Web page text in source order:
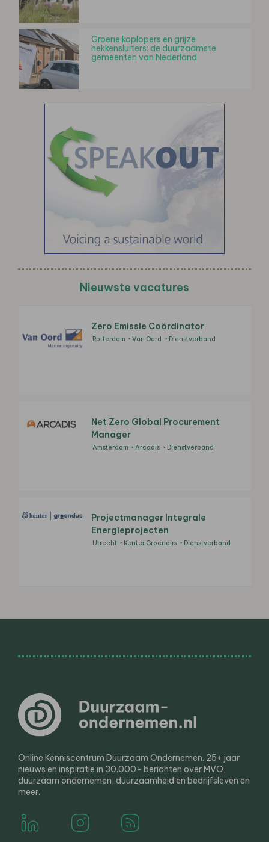
Groene koplopers en grijze
hekkensluiters: de duurzaamste
gemeenten van Nederland
Nieuwste vacatures
Zero Emissie Coördinator
Rotterdam Van Oord Dienstverband
Net Zero Global Procurement
Manager
Amsterdam Arcadis Dienstverband
Projectmanager Integrale
Energieprojecten
Utrecht Kenter Groendus Dienstverband
Online Kenniscentrum Duurzaam Ondernemen. 25+ jaar
nieuws en inspiratie in 30.000+ berichten over MVO,
duurzaam ondernemen, duurzaamheid en bedrijfsleven en
meer.